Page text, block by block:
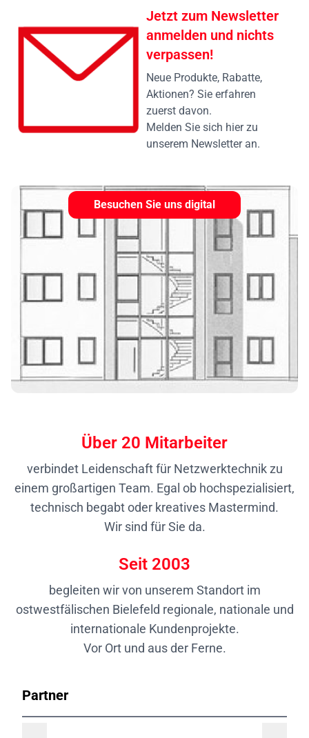
Jetzt zum Newsletter
anmelden und nichts
verpassen!
Neue Produkte, Rabatte,
Aktionen? Sie erfahren
zuerst davon.
Melden Sie sich hier zu
unserem Newsletter an.
Besuchen Sie uns digital
Über 20 Mitarbeiter
verbindet Leidenschaft für Netzwerktechnik zu
einem großartigen Team. Egal ob hochspezialisiert,
technisch begabt oder kreatives Mastermind.
Wir sind für Sie da.
Seit 2003
begleiten wir von unserem Standort im
ostwestfälischen Bielefeld regionale, nationale und
internationale Kundenprojekte.
Vor Ort und aus der Ferne.
Partner